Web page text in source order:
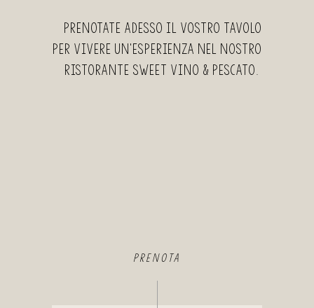
Prenotate adesso il vostro tavolo
per vivere un’esperienza nel nostro
ristorante Sweet Vino & Pescato.
PRENOTA